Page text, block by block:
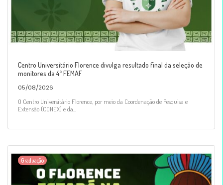
Centro Universitário Florence divulga resultado final da seleção de
monitores da 4ª FEMAF
05/08/2026
O Centro Universitário Florence, por meio da Coordenação de Pesquisa e
Extensão (CONEX) e da...
Graduação